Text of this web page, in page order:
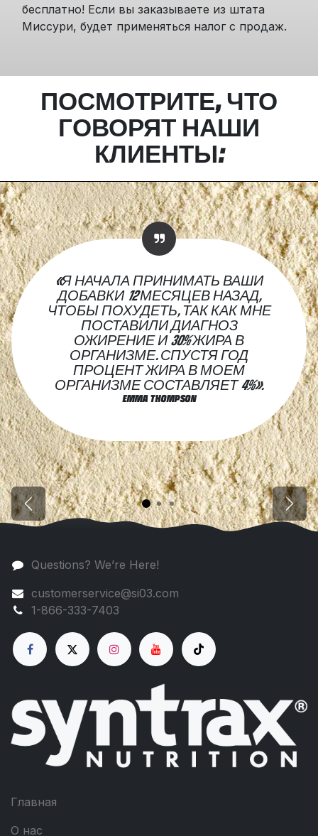
бесплатно! Если вы заказываете из штата
Миссури, будет применяться налог с продаж.
ПОСМОТРИТЕ, ЧТО
ГОВОРЯТ НАШИ
КЛИЕНТЫ:
«Я НАЧАЛА ПРИНИМАТЬ ВАШИ
ДОБАВКИ 12 МЕСЯЦЕВ НАЗАД,
ЧТОБЫ ПОХУДЕТЬ, ТАК КАК МНЕ
ПОСТАВИЛИ ДИАГНОЗ
ОЖИРЕНИЕ И 30% ЖИРА В
ОРГАНИЗМЕ. СПУСТЯ ГОД
ПРОЦЕНТ ЖИРА В МОЕМ
ОРГАНИЗМЕ СОСТАВЛЯЕТ 4%».
EMMA THOMPSON
Previous Next
Questions? We’re Here!
customerservice@si03.com
1-866-333-7403
Главная
О нас